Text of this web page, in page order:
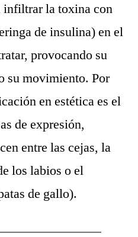
infiltrar la toxina con
de insulina) en el
provocando su
su movimiento. Por
en estética es el
de expresión,
entre las cejas, la
los labios o el
de gallo).